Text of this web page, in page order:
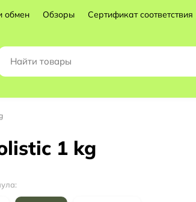
обмен Обзоры Сертификат соответствия
1 kg